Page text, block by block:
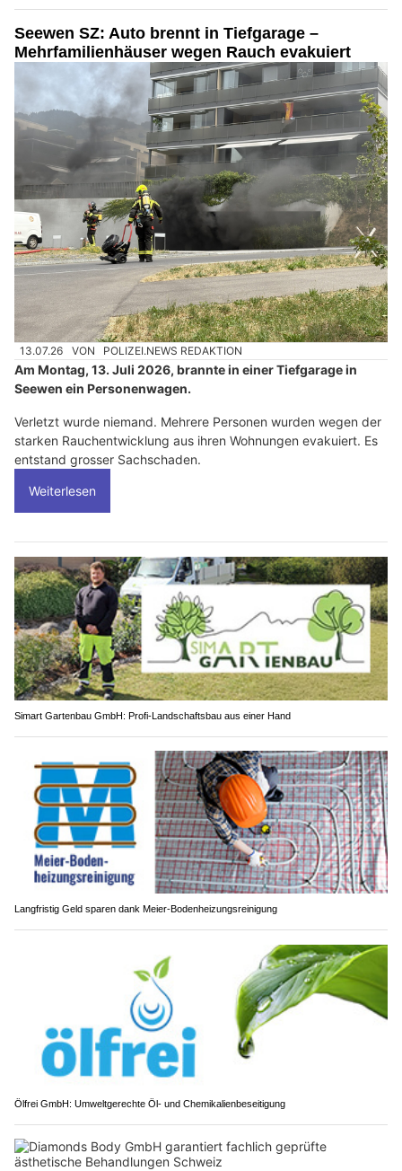
Seewen SZ: Auto brennt in Tiefgarage –
Mehrfamilienhäuser wegen Rauch evakuiert
13.07.26 VON POLIZEI.NEWS REDAKTION
Am Montag, 13. Juli 2026, brannte in einer Tiefgarage in
Seewen ein Personenwagen.
Verletzt wurde niemand. Mehrere Personen wurden wegen der
starken Rauchentwicklung aus ihren Wohnungen evakuiert. Es
entstand grosser Sachschaden.
Weiterlesen
Simart Gartenbau GmbH: Profi-Landschaftsbau aus einer Hand
Langfristig Geld sparen dank Meier-Bodenheizungsreinigung
Ölfrei GmbH: Umweltgerechte Öl- und Chemikalienbeseitigung